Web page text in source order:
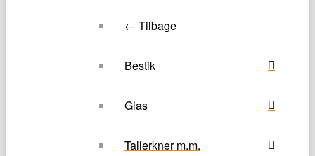
← Tilbage
Bestik
Glas
Tallerkner m.m.